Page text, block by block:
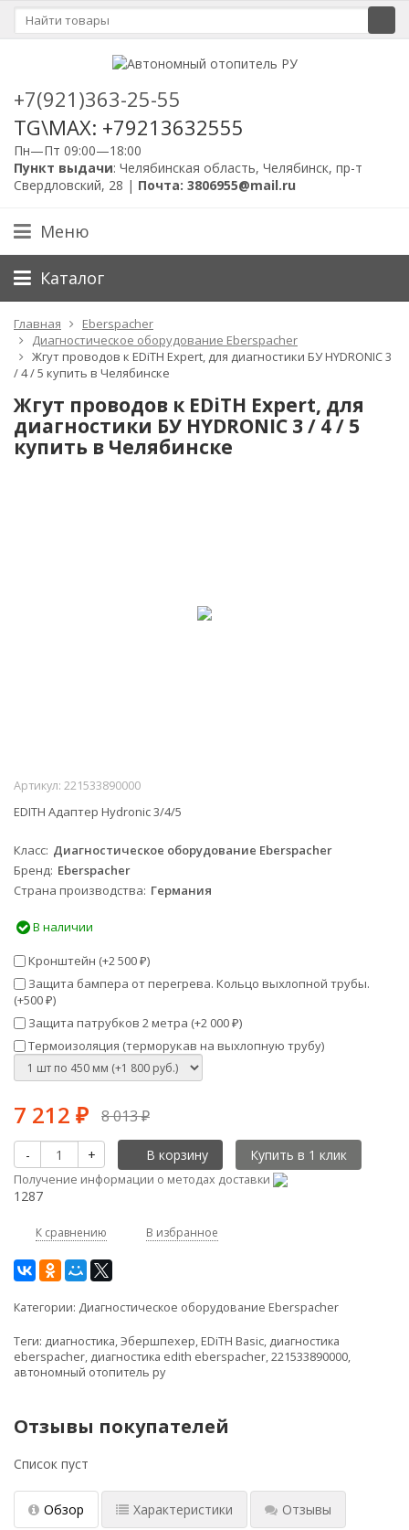
+7(921)363-25-55
TG\MAX: +79213632555
Пн—Пт 09:00—18:00
Пункт выдачи: Челябинская область, Челябинск, пр-т
Свердловский, 28 | Почта: 3806955@mail.ru
Меню
Каталог
Главная
Eberspacher
Диагностическое оборудование Eberspacher
Жгут проводов к EDiTH Expert, для диагностики БУ HYDRONIC 3
/ 4 / 5 купить в Челябинске
Жгут проводов к EDiTH Expert, для
диагностики БУ HYDRONIC 3 / 4 / 5
купить в Челябинске
Артикул: 221533890000
EDITH Адаптер Hydronic 3/4/5
Класс Диагностическое оборудование Eberspacher
Бренд Eberspacher
Страна производства Германия
В наличии
Кронштейн (+2 500 ₽)
Защита бампера от перегрева. Кольцо выхлопной трубы.
(+500 ₽)
Защита патрубков 2 метра (+2 000 ₽)
Термоизоляция (терморукав на выхлопную трубу)
7 212 ₽ 8 013₽
- + В корзину
Получение информации о методах доставки
1287
К сравнению В избранное
Категории: Диагностическое оборудование Eberspacher
Теги: диагностика,Эбершпехер, EDiTH Basic, диагностика
eberspacher, диагностика edith eberspacher,221533890000,
автономный отопитель ру
Отзывы покупателей
Список пуст
Обзор Характеристики Отзывы